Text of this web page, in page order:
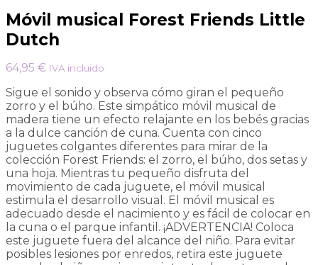
Móvil musical Forest Friends Little
Dutch
64,95 € IVA incluido
Sigue el sonido y observa cómo giran el pequeño
zorro y el búho. Este simpático móvil musical de
madera tiene un efecto relajante en los bebés gracias
a la dulce canción de cuna. Cuenta con cinco
juguetes colgantes diferentes para mirar de la
colección Forest Friends: el zorro, el búho, dos setas y
una hoja. Mientras tu pequeño disfruta del
movimiento de cada juguete, el móvil musical
estimula el desarrollo visual. El móvil musical es
adecuado desde el nacimiento y es fácil de colocar en
la cuna o el parque infantil. ¡ADVERTENCIA! Coloca
este juguete fuera del alcance del niño. Para evitar
posibles lesiones por enredos, retira este juguete